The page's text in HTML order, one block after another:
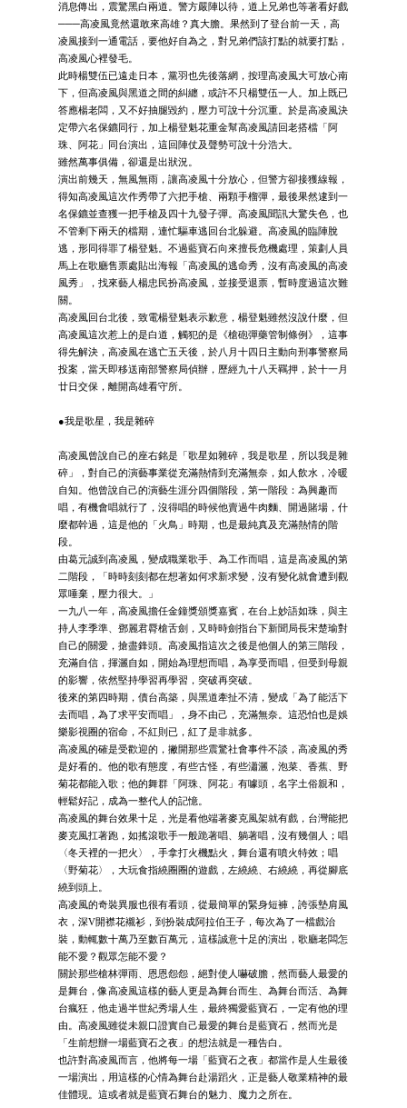
消息傳出，震驚黑白兩道。警方嚴陣以待，道上兄弟也等著看好戲
───高凌風竟然還敢來高雄？真大膽。果然到了登台前一天，高
凌風接到一通電話，要他好自為之，對兄弟們該打點的就要打點，
高凌風心裡發毛。
此時楊雙伍已遠走日本，黨羽也先後落網，按理高凌風大可放心南
下，但高凌風與黑道之間的糾纏，或許不只楊雙伍一人。加上既已
答應楊老闆，又不好抽腿毀約，壓力可說十分沉重。於是高凌風決
定帶六名保鑣同行，加上楊登魁花重金幫高凌風請回老搭檔「阿
珠、阿花」同台演出，這回陣仗及聲勢可說十分浩大。
雖然萬事俱備，卻還是出狀況。
演出前幾天，無風無雨，讓高凌風十分放心，但警方卻接獲線報，
得知高凌風這次作秀帶了六把手槍、兩顆手榴彈，最後果然逮到一
名保鑣並查獲一把手槍及四十九發子彈。高凌風聞訊大驚失色，也
不管剩下兩天的檔期，連忙驅車逃回台北躲避。高凌風的臨陣脫
逃，形同得罪了楊登魁。不過藍寶石向來擅長危機處理，策劃人員
馬上在歌廳售票處貼出海報「高凌風的逃命秀，沒有高凌風的高凌
風秀」，找來藝人楊忠民扮高凌風，並接受退票，暫時度過這次難
關。
高凌風回台北後，致電楊登魁表示歉意，楊登魁雖然沒說什麼，但
高凌風這次惹上的是白道，觸犯的是《槍砲彈藥管制條例》，這事
得先解決，高凌風在逃亡五天後，於八月十四日主動向刑事警察局
投案，當天即移送南部警察局偵辦，歷經九十八天羈押，於十一月
廿日交保，離開高雄看守所。
●我是歌星，我是雜碎
高凌風曾說自己的座右銘是「歌星如雜碎，我是歌星，所以我是雜
碎」，對自己的演藝事業從充滿熱情到充滿無奈，如人飲水，冷暖
自知。他曾說自己的演藝生涯分四個階段，第一階段：為興趣而
唱，有機會唱就行了，沒得唱的時候他賣過牛肉麵、開過賭場，什
麼都幹過，這是他的「火鳥」時期，也是最純真及充滿熱情的階
段。
由葛元誠到高凌風，變成職業歌手、為工作而唱，這是高凌風的第
二階段，「時時刻刻都在想著如何求新求變，沒有變化就會遭到觀
眾唾棄，壓力很大。」
一九八一年，高凌風擔任金鐘獎頒獎嘉賓，在台上妙語如珠，與主
持人李季準、鄧麗君脣槍舌劍，又時時劍指台下新聞局長宋楚瑜對
自己的關愛，搶盡鋒頭。高凌風指這次之後是他個人的第三階段，
充滿自信，揮灑自如，開始為理想而唱，為享受而唱，但受到母親
的影響，依然堅持學習再學習，突破再突破。
後來的第四時期，債台高築，與黑道牽扯不清，變成「為了能活下
去而唱，為了求平安而唱」，身不由己，充滿無奈。這恐怕也是娛
樂影視圈的宿命，不紅則已，紅了是非就多。
高凌風的確是受歡迎的，撇開那些震驚社會事件不談，高凌風的秀
是好看的。他的歌有態度，有些古怪，有些瀟灑，泡菜、香蕉、野
菊花都能入歌；他的舞群「阿珠、阿花」有噱頭，名字土俗親和，
輕鬆好記，成為一整代人的記憶。
高凌風的舞台效果十足，光是看他端著麥克風架就有戲，台灣能把
麥克風扛著跑，如搖滾歌手一般跪著唱、躺著唱，沒有幾個人；唱
〈冬天裡的一把火〉，手拿打火機點火，舞台還有噴火特效；唱
〈野菊花〉，大玩食指繞圈圈的遊戲，左繞繞、右繞繞，再從腳底
繞到頭上。
高凌風的奇裝異服也很有看頭，從最簡單的緊身短褲，誇張墊肩風
衣，深V開襟花襯衫，到扮裝成阿拉伯王子，每次為了一檔戲治
裝，動輒數十萬乃至數百萬元，這樣誠意十足的演出，歌廳老闆怎
能不愛？觀眾怎能不愛？
關於那些槍林彈雨、恩恩怨怨，絕對使人嚇破膽，然而藝人最愛的
是舞台，像高凌風這樣的藝人更是為舞台而生、為舞台而活、為舞
台瘋狂，他走過半世紀秀場人生，最終獨愛藍寶石，一定有他的理
由。高凌風雖從未親口證實自己最愛的舞台是藍寶石，然而光是
「生前想辦一場藍寶石之夜」的想法就是一種告白。
也許對高凌風而言，他將每一場「藍寶石之夜」都當作是人生最後
一場演出，用這樣的心情為舞台赴湯蹈火，正是藝人敬業精神的最
佳體現。這或者就是藍寶石舞台的魅力、魔力之所在。